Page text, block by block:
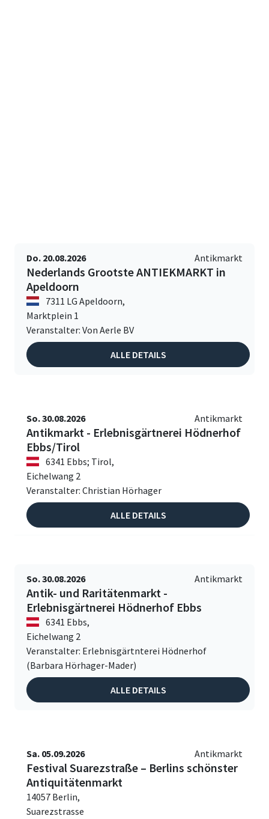
Do. 20.08.2026 Antikmarkt
Nederlands Grootste ANTIEKMARKT in
Apeldoorn
7311 LG Apeldoorn,
Marktplein 1
Veranstalter: Von Aerle BV
ALLE DETAILS
So. 30.08.2026 Antikmarkt
Antikmarkt - Erlebnisgärtnerei Hödnerhof
Ebbs/Tirol
6341 Ebbs; Tirol,
Eichelwang 2
Veranstalter: Christian Hörhager
ALLE DETAILS
So. 30.08.2026 Antikmarkt
Antik- und Raritätenmarkt -
Erlebnisgärtnerei Hödnerhof Ebbs
6341 Ebbs,
Eichelwang 2
Veranstalter: Erlebnisgärtnterei Hödnerhof
(Barbara Hörhager-Mader)
ALLE DETAILS
Sa. 05.09.2026 Antikmarkt
Festival Suarezstraße – Berlins schönster
Antiquitätenmarkt
14057 Berlin,
Suarezstrasse